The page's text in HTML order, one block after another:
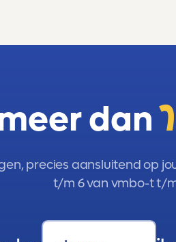
dan
precies aansluitend op
t/m 6 van vmbo-t t/